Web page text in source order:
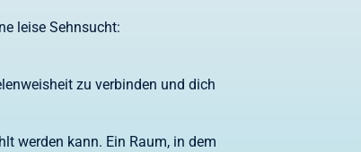
leise Sehnsucht:
zu verbinden und dich
werden kann. Ein Raum, in dem